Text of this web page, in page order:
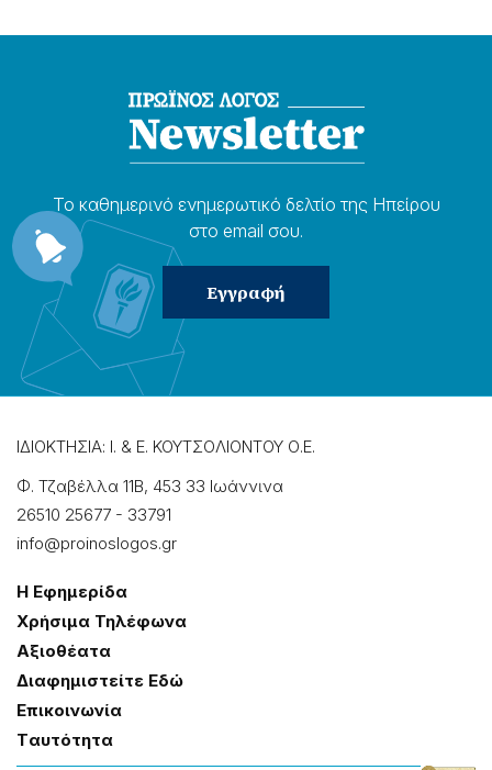
Το καθημερɩνό ενημερωτɩκό δελτίο της Ηπείρου
στο email σου.
ΙΔΙΟΚΤΗΣΙΑ: Ι. & Ε. ΚΟΥΤΣΟΛΙΟΝΤΟΥ Ο.Ε.
Φ. Τζαβέλλα 11Β, 453 33 Ιωάννɩνα
26510 25677 - 33791
info@proinoslogos.gr
Η Εφημερίδα
Χρήσɩμα Τηλέφωνα
Αξɩοθέατα
Δɩαφημɩστείτε Εδώ
Επɩκοɩνωνία
Tαυτότητα